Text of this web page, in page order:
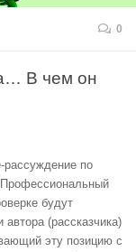
0
В чем он
рассуждение по
будут
(рассказчика)
эту позицию с